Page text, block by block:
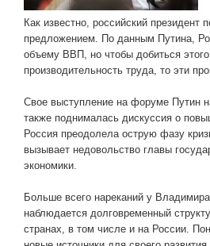
Как известно, российский
предложением. По данным Путина,
объему ВВП, но чтобы добиться
производительность труда, то эти
Свое выступление на форуме Путин
также поднималась дискуссия о
Россия преодолела острую фазу
вызывает недовольство главы
экономики.
Больше всего нареканий у
наблюдается долговременный
странах, в том числе и на России.